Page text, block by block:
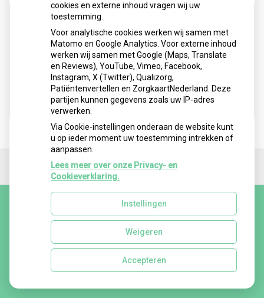
Adresgegevens
Medisch Centrum Schiepark: Abtsweg 2
3042 GD Rotterdam
06-5251 1550
logo.barbara@gmail.com
de
Uw Zorg Online|Beheer
Privacy verklaring|Cookie-instellingen|Voorwaarden
cookies en externe inhoud vragen wij uw
toestemming.
Voor analytische cookies werken wij samen met
Matomo en Google Analytics. Voor externe inhoud
werken wij samen met Google (Maps, Translate
en Reviews), YouTube, Vimeo, Facebook,
Instagram, X (Twitter), Qualizorg,
Patiëntenvertellen en ZorgkaartNederland. Deze
partijen kunnen gegevens zoals uw IP-adres
verwerken.
Via Cookie-instellingen onderaan de website kunt
u op ieder moment uw toestemming intrekken of
aanpassen.
Lees meer over onze Privacy- en
Cookieverklaring.
Instellingen
Weigeren
Accepteren